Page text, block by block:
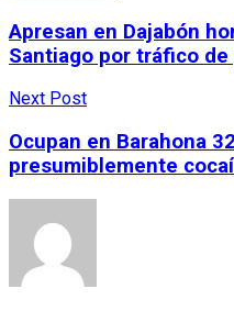
Apresan en Dajabón
Santiago por tráfico de
Next Post
Ocupan en Barahona
presumiblemente